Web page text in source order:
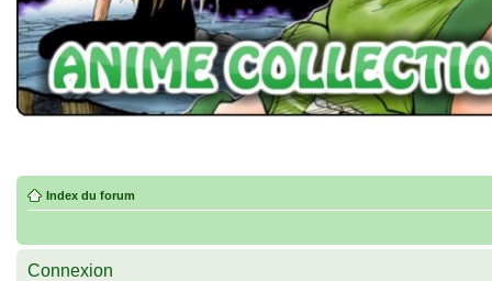
Index du forum
Connexion